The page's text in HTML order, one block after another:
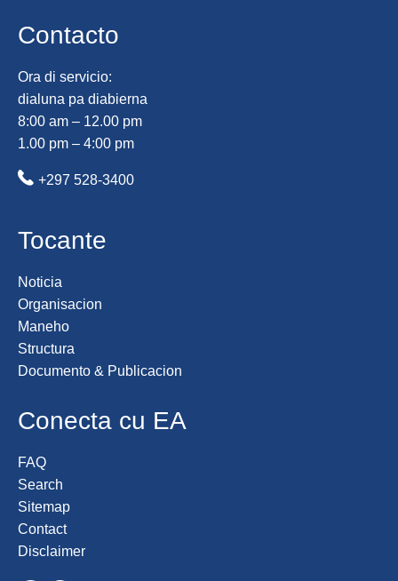
Contacto
Ora di servicio:
dialuna pa diabierna
8:00 am – 12.00 pm
1.00 pm – 4:00 pm
+297 528-3400
Tocante
Noticia
Organisacion
Maneho
Structura
Documento & Publicacion
Conecta cu EA
FAQ
Search
Sitemap
Contact
Disclaimer